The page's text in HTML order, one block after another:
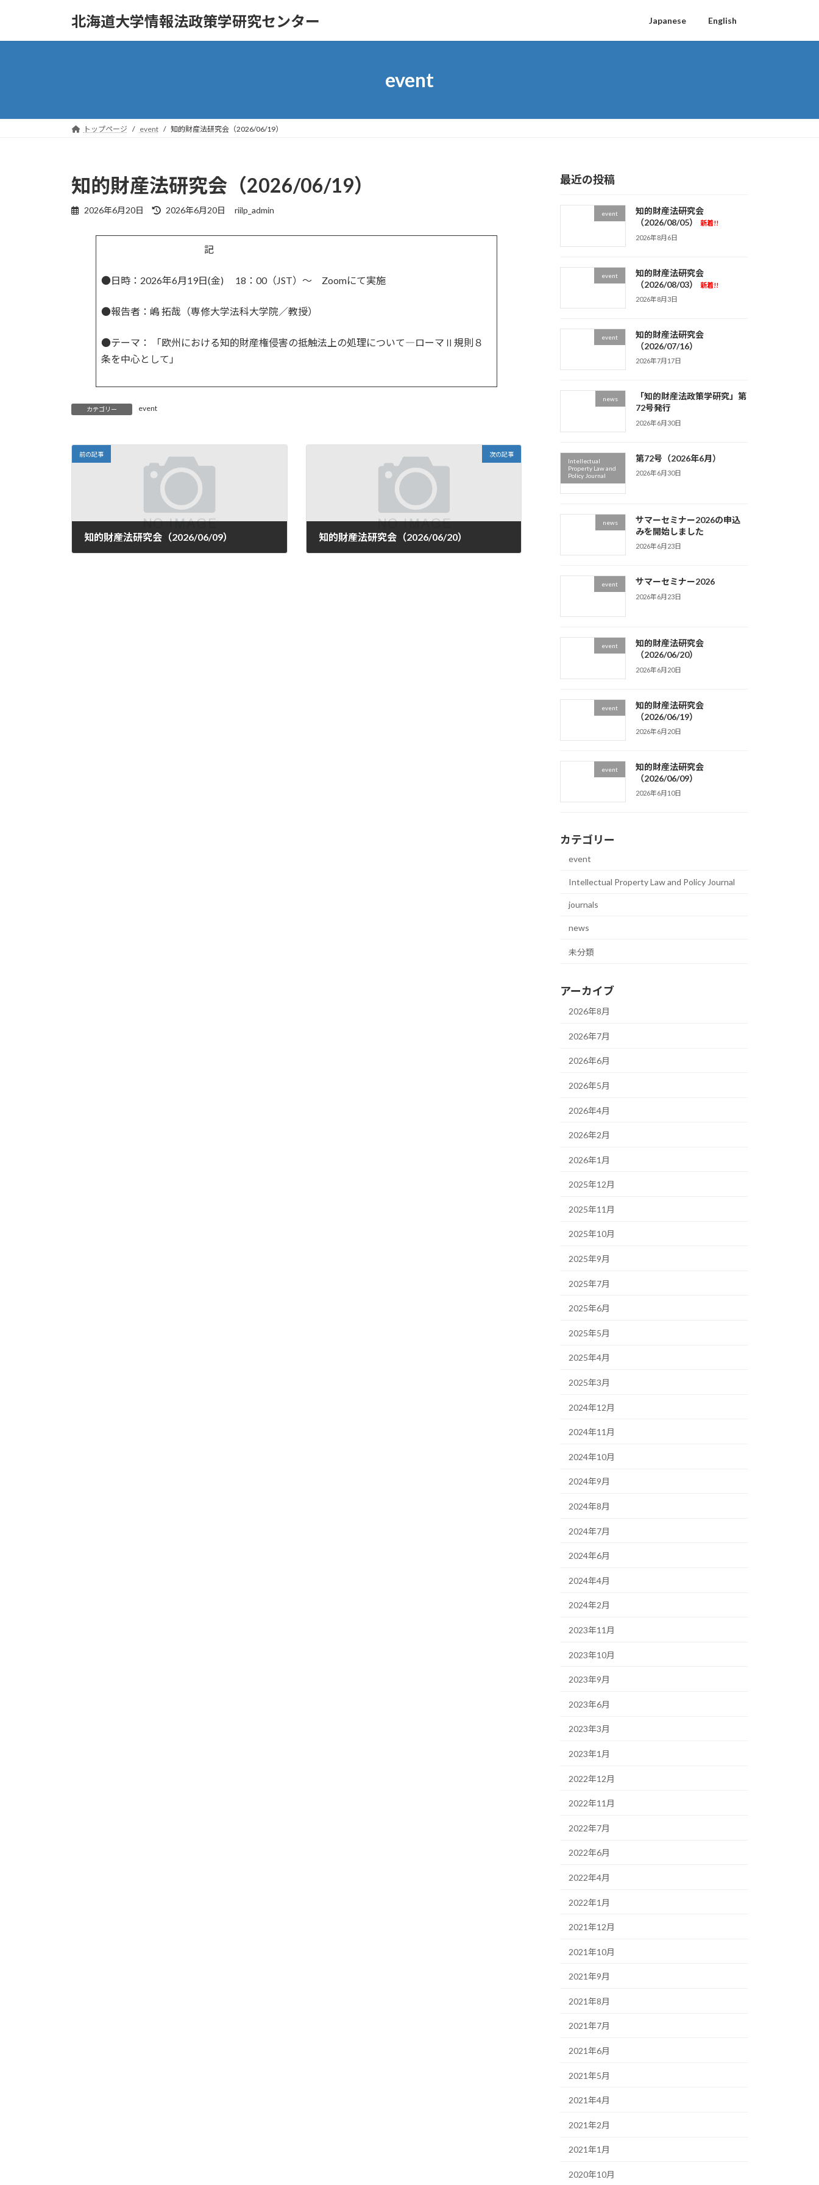
北海道大学情報法政策学研究センター Japanese English
event
トップページ event 知的財産法研究会（2026/06/19）
知的財産法研究会（2026/06/19）
2026年6月20日
最
更
:
2026年6月20日 riilp_admin
記
●日時：2026年6月19日(金) 18：00（JST）～ Zoomにて実施
●報告者：嶋 拓哉（専修大学法科大学院／教授）
●テーマ： 「欧州における知的財産権侵害の抵触法上の処理について―ローマⅡ規則８
条を中心として」
カテゴリー event
前の記事
知的財産法研究会（2026/06/09）
次の記事
知的財産法研究会（2026/06/20）
最近の投稿
event
知的財産法研究会
（2026/08/05）
新着!!
2026年8月6日
event
知的財産法研究会
（2026/08/03）
新着!!
2026年8月3日
event
知的財産法研究会
（2026/07/16）
2026年7月17日
news
「知的財産法政策学研究」第
72号発行
2026年6月30日
Intellectual
Property Law and
Policy Journal
第72号（2026年6月）
2026年6月30日
news
サマーセミナー2026の申込
みを開始しました
2026年6月23日
event サマーセミナー2026
2026年6月23日
event
知的財産法研究会
（2026/06/20）
2026年6月20日
event
知的財産法研究会
（2026/06/19）
2026年6月20日
event
知的財産法研究会
（2026/06/09）
2026年6月10日
カテゴリー
event
Intellectual Property Law and Policy Journal
journals
news
未分類
アーカイブ
2026年8月
2026年7月
2026年6月
2026年5月
2026年4月
2026年2月
2026年1月
2025年12月
2025年11月
2025年10月
2025年9月
2025年7月
2025年6月
2025年5月
2025年4月
2025年3月
2024年12月
2024年11月
2024年10月
2024年9月
2024年8月
2024年7月
2024年6月
2024年4月
2024年2月
2023年11月
2023年10月
2023年9月
2023年6月
2023年3月
2023年1月
2022年12月
2022年11月
2022年7月
2022年6月
2022年4月
2022年1月
2021年12月
2021年10月
2021年9月
2021年8月
2021年7月
2021年6月
2021年5月
2021年4月
2021年2月
2021年1月
2020年10月